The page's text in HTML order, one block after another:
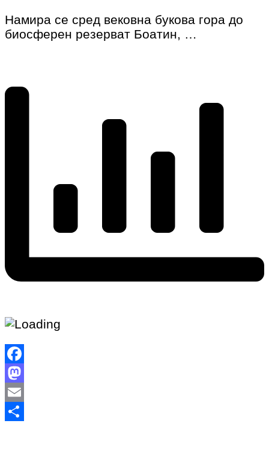
Кордела
Намира се сред вековна букова гора до
биосферен резерват Боатин, …
Facebook
Mastodon
Email